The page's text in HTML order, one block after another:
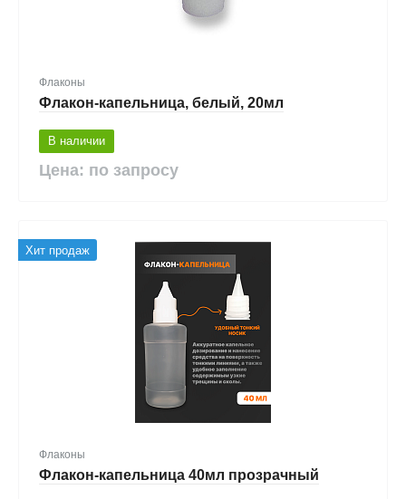
Флаконы
Флакон-капельница, белый, 20мл
В наличии
Цена: по запросу
Хит продаж
Флаконы
Флакон-капельница 40мл прозрачный